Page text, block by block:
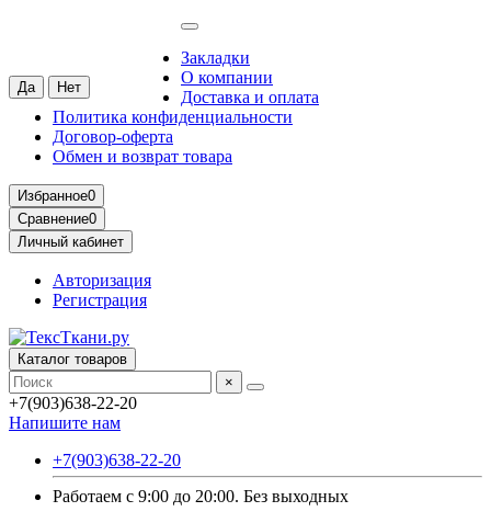
Закладки
О компании
Доставка и оплата
Политика конфиденциальности
Договор-оферта
Обмен и возврат товара
Избранное0
Сравнение0
Личный кабинет
Авторизация
Регистрация
Каталог товаров
×
+7(903)638-22-20
Напишите нам
+7(903)638-22-20
Работаем с 9:00 до 20:00. Без выходных